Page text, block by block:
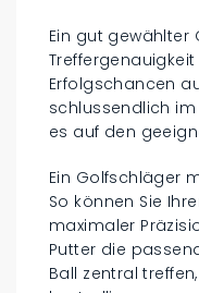
Ein gut
Erfolgschancen
schlussendlich
es auf den
Ein Golfschläger
So können Sie
maximaler
Putter die
Ball zentral